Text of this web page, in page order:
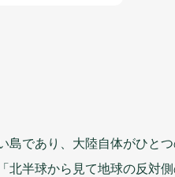
島であり、 大陸自体がひと
北半球から 見て地球の反対側